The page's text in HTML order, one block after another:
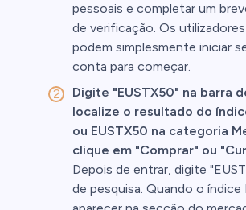
pessoais e completar um
de verificação. Os
podem simplesmente iniciar
conta para começar.
Digite "EUSTX50" na barra
localize o resultado do
ou EUSTX50 na categoria
clique em "Comprar" ou
Depois de entrar, digite
de pesquisa. Quando o índice